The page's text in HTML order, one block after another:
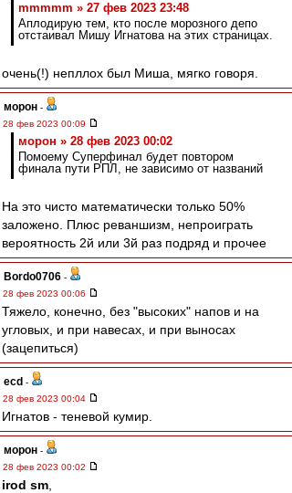
mmmmm » 27 фев 2023 23:48
Аплодирую тем, кто после морозного депо
отстаивал Мишу Игнатова на этих страницах.
очень(!) непллох был Миша, мягко говоря.
морон -
28 фев 2023 00:09
морон » 28 фев 2023 00:02
Помоему Суперфинал будет повтором
финала пути РПЛ, не зависимо от названий
На это чисто математически только 50%
заложено. Плюс реваншизм, непроиграть
вероятность 2й или 3й раз подряд и прочее
Bordo0706 -
28 фев 2023 00:06
Тяжело, конечно, без "высоких" напов и на
угловых, и при навесах, и при выносах
(зацепиться)
ecd -
28 фев 2023 00:04
Игнатов - теневой кумир.
морон -
28 фев 2023 00:02
irod sm